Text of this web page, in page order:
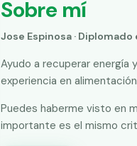
Sobre mí
Jose Espinosa ·
Ayudo a recuperar energía
experiencia en
Puedes haberme visto en
importante es el mismo